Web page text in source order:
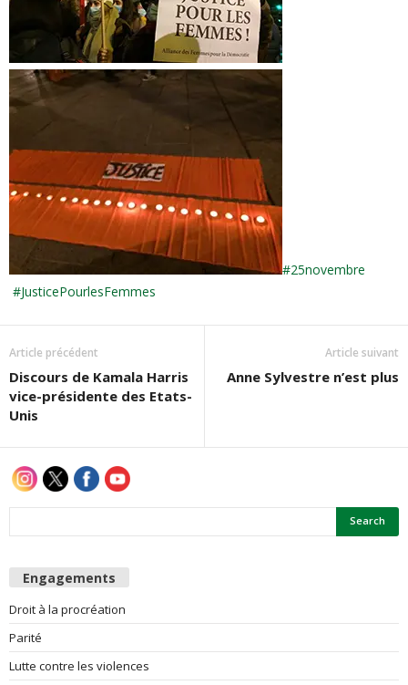
#25novembre
#JusticePourlesFemmes
Article précédent
Discours de Kamala Harris
vice-présidente des Etats-
Unis
Article suivant
Anne Sylvestre n’est plus
Engagements
Droit à la procréation
Parité
Lutte contre les violences